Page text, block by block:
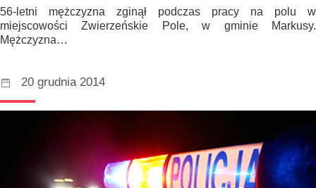
56-letni mężczyzna zginął podczas pracy na polu w
miejscowości Zwierzeńskie Pole, w gminie Markusy.
Mężczyzna…
20 grudnia 2014